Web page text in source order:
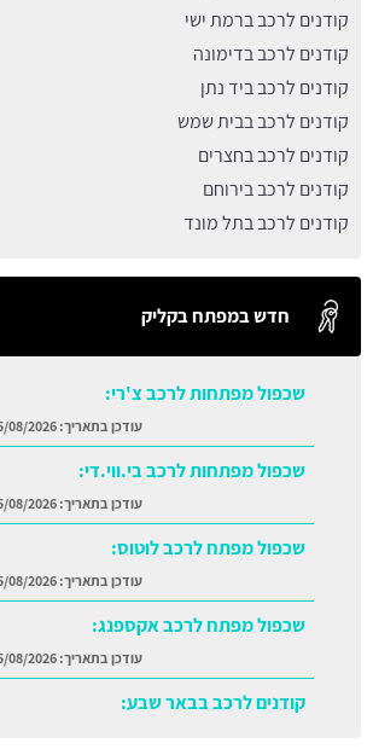
קודנים לרכב ברמת ישי
קודנים לרכב בדימונה
קודנים לרכב ביד נתן
קודנים לרכב בבית שמש
קודנים לרכב בחצרים
קודנים לרכב בירוחם
קודנים לרכב בתל מונד
חדש במפתח בקליק
שכפול מפתחות לרכב צ'רי:
עודכן בתאריך:05/08/2026, בשעה
שכפול מפתחות לרכב בי.ווי.די:
עודכן בתאריך:05/08/2026, בשעה
שכפול מפתח לרכב לוטוס:
עודכן בתאריך:05/08/2026, בשעה
שכפול מפתח לרכב אקספנג:
עודכן בתאריך:05/08/2026, בשעה
קודנים לרכב בבאר שבע: